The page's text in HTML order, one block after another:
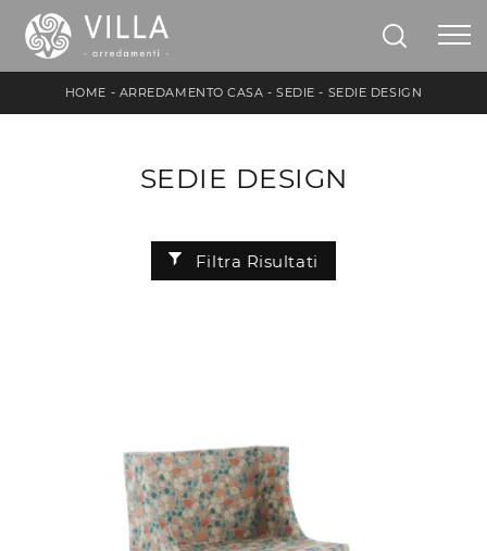
HOME - ARREDAMENTO CASA -SEDIE - SEDIE DESIGN
SEDIE DESIGN
Filtra Risultati